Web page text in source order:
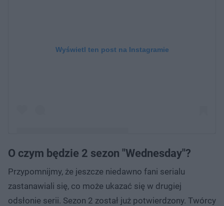
Wyświetl ten post na Instagramie
O czym będzie 2 sezon "Wednesday"?
Przypomnijmy, że jeszcze niedawno fani serialu
zastanawiali się, co może ukazać się w drugiej
odsłonie serii. Sezon 2 został już potwierdzony. Twórcy